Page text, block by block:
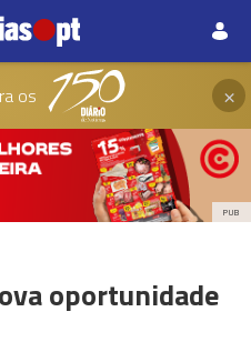
os ×
PUB
oportunidade